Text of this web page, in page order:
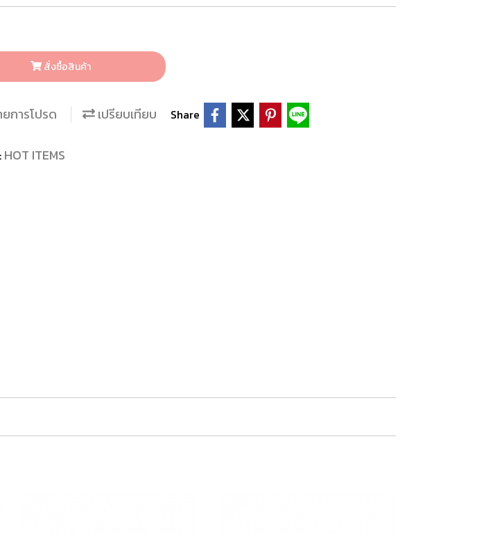
สั่งซื้อสินค้า
ยการโปรด เปรียบเทียบ Share
HOT ITEMS